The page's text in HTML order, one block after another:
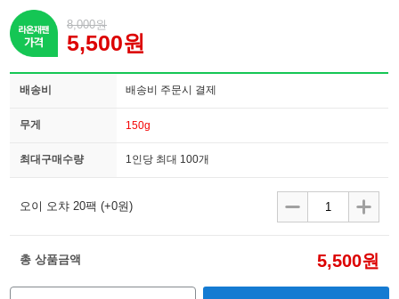
8,000원
5,500원
배송비 배송비 주문시 결제
무게 150g
최대구매수량 1인당 최대 100개
오이 오챠 20팩 (+0원)
총 상품금액 5,500원